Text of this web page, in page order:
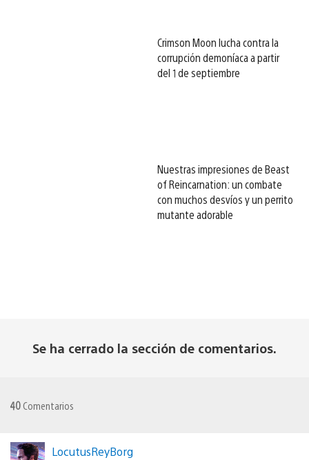
Crimson Moon lucha contra la
corrupción demoníaca a partir
del 1 de septiembre
Nuestras impresiones de Beast
of Reincarnation: un combate
con muchos desvíos y un perrito
mutante adorable
Se ha cerrado la sección de comentarios.
40 Comentarios
LocutusReyBorg